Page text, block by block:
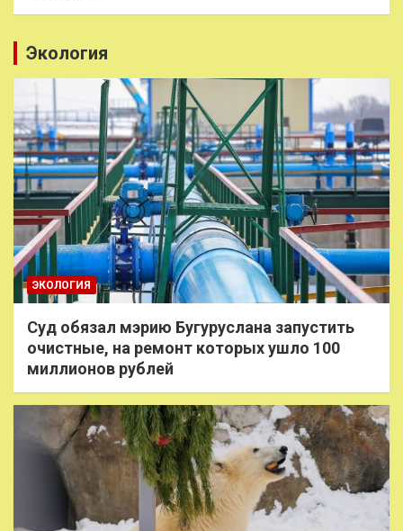
Экология
ЭКОЛОГИЯ
Суд обязал мэрию Бугуруслана запустить
очистные, на ремонт которых ушло 100
миллионов рублей